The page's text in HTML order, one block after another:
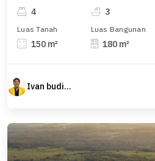
4 3
Luas Tanah
150 m²
Luas Bangunan
180 m²
Ivan budiman